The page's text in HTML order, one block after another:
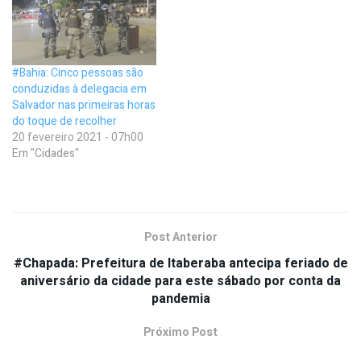
#Bahia: Cinco pessoas são
conduzidas à delegacia em
Salvador nas primeiras horas
do toque de recolher
20 fevereiro 2021 - 07h00
Em "Cidades"
Post Anterior
#Chapada: Prefeitura de Itaberaba antecipa feriado de
aniversário da cidade para este sábado por conta da
pandemia
Próximo Post